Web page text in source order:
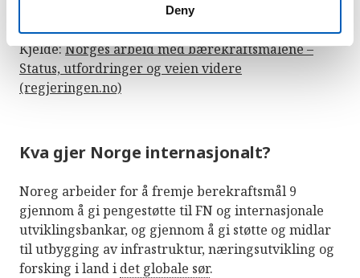
Deny
helsepersonell og forskarar i Norge.
Kjelde:Norges arbeid med bærekraftsmålene –
Status, utfordringer og veien videre
(regjeringen.no)
Kva gjer Norge internasjonalt?
Noreg arbeider for å fremje berekraftsmål 9
gjennom å gi pengestøtte til FN og internasjonale
utviklingsbankar, og gjennom å gi støtte og midlar
til utbygging av infrastruktur, næringsutvikling og
forsking i land i det globale sør.